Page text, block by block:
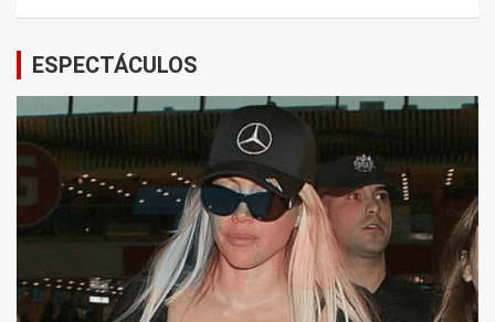
ESPECTÁCULOS